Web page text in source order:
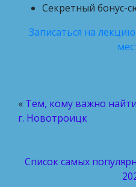
Секретный бонус-
Записаться на
« Тем, кому важно
г. Новотроицк
Список самых